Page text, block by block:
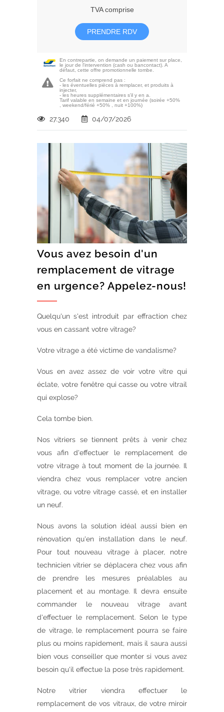
TVA comprise
PRENDRE RDV
En contrepartie, on demande un paiement sur place,
le jour de l'intervention (cash ou bancontact). A
défaut, cette offre promotionnelle tombe.
Ce forfait ne comprend pas :
- les éventuelles pièces à remplacer, et produits à
injecter,
- les heures supplémentaires s'il y en a.
Tarif valable en semaine et en journée (soirée +50%
, weekend/férié +50% , nuit +100%)
27.340 04/07/2026
Vous avez besoin d'un
remplacement de vitrage
en urgence? Appelez-nous!
Quelqu'un s'est introduit par effraction chez
vous en cassant votre vitrage?
Votre vitrage a été victime de vandalisme?
Vous en avez assez de voir votre vitre qui
éclate, votre fenêtre qui casse ou votre vitrail
qui explose?
Cela tombe bien.
Nos vitriers se tiennent prêts à venir chez
vous afin d'effectuer le remplacement de
votre vitrage à tout moment de la journée. Il
viendra chez vous remplacer votre ancien
vitrage, ou votre vitrage cassé, et en installer
un neuf.
Nous avons la solution idéal aussi bien en
rénovation qu'en installation dans le neuf.
Pour tout nouveau vitrage à placer, notre
technicien vitrier se déplacera chez vous afin
de prendre les mesures préalables au
placement et au montage. Il devra ensuite
commander le nouveau vitrage avant
d'effectuer le remplacement. Selon le type
de vitrage, le remplacement pourra se faire
plus ou moins rapidement, mais il saura aussi
bien vous conseiller que monter si vous avez
besoin qu'il effectue la pose très rapidement.
Notre vitrier viendra effectuer le
remplacement de vos vitraux, de votre miroir